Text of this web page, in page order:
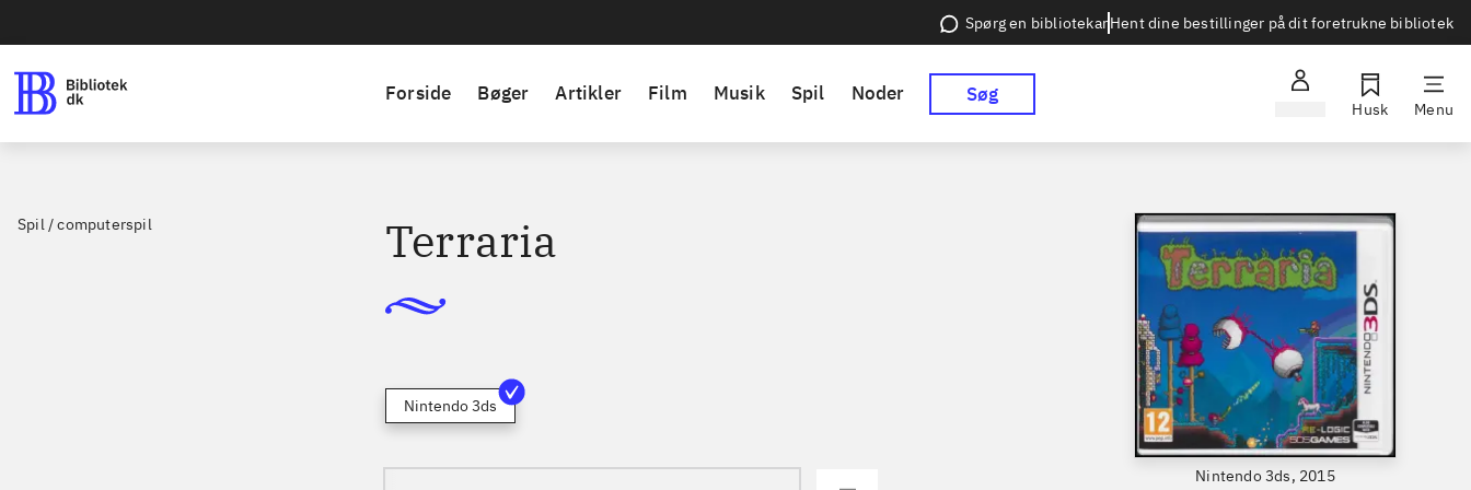
Spørg en bibliotekarHent dine bestillinger på dit foretrukne bibliotek
Forside Bøger Artikler Film Musik Spil Noder Søg
Husk Menu
Spil / computerspil
Nintendo 3ds, 2015
Terraria
Nintendo 3ds